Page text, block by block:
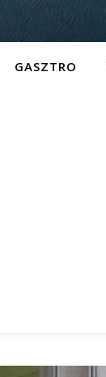
GASZTRO